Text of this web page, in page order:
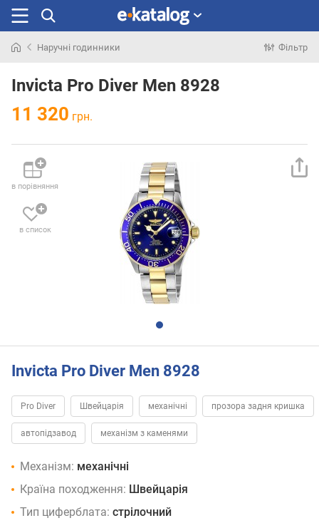
раніше
Наручні годинники Фільтр
Invicta Pro Diver Men 8928
11 320 грн.
в порівняння
в список
Invicta Pro Diver Men 8928
Pro Diver Швейцарія механічні прозора задня кришка
автопідзавод механізм з каменями
Механізм: механічні
Країна походження: Швейцарія
Тип циферблата: стрілочний